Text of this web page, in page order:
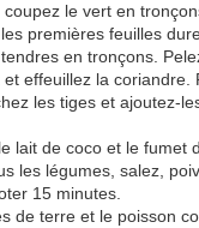
le vert en
premières feuilles
en tronçons.
effeuillez la coriandre.
les tiges et ajoutez-
lait de coco et le fumet
les légumes, salez,
15 minutes.
de terre et le poisson